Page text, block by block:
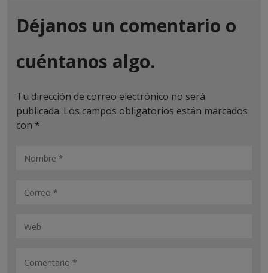
Déjanos un comentario o
cuéntanos algo.
Tu dirección de correo electrónico no será
publicada. Los campos obligatorios están marcados
con *